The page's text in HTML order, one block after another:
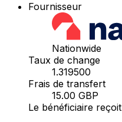
Fournisseur
Nationwide
Taux de change
1.319500
Frais de transfert
15.00 GBP
Le bénéficiaire reçoit